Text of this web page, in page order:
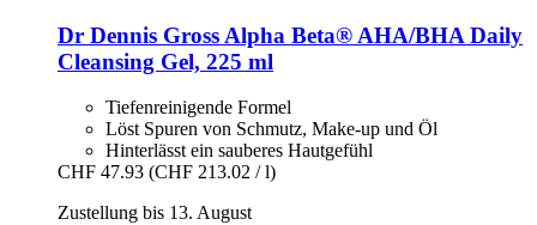
Dr Dennis Gross Alpha Beta® AHA/BHA Daily
Cleansing Gel, 225 ml
Tiefenreinigende Formel
Löst Spuren von Schmutz, Make-up und Öl
Hinterlässt ein sauberes Hautgefühl
CHF 47.93 (CHF 213.02 / l)
Zustellung bis 13. August